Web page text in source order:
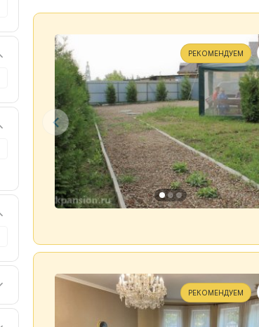
РЕКОМЕНДУЕМ
РЕКОМЕНДУЕМ